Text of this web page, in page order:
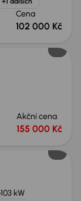
Cena
102 000 Kč
Akční cena
155 000 Kč
103 kW